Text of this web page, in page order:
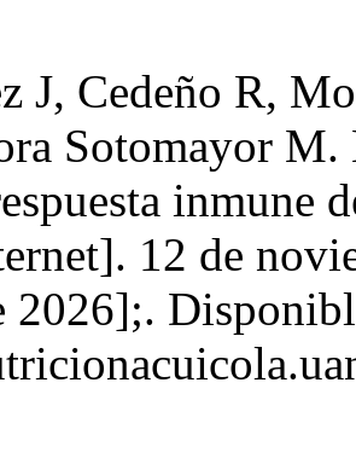
J, Cedeño R,
Sotomayor M.
inmune
12 de
2026];.